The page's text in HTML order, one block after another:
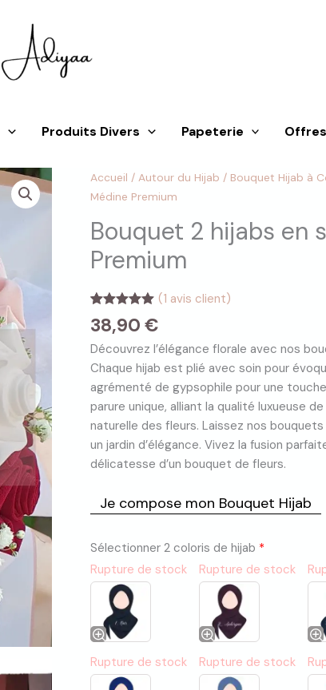
Produits Divers Papeterie
Accueil / Autour du Hijab / Bouquet Hijab à
Médine Premium
Bouquet 2 hijabs en
Premium
Noté
5.00
sur 5
1
notation
client
(1 avis client)
38,90 €
Découvrez l’élégance florale avec nos
Chaque hijab est plié avec soin pour
agrémenté de gypsophile pour une
parure unique, alliant la qualité luxueuse
naturelle des fleurs. Laissez nos
un jardin d’élégance. Vivez la fusion
délicatesse d’un bouquet de fleurs.
Je compose mon Bouquet Hijab
Sélectionner 2 coloris de hijab *
Rupture de stock
Rupture de stock
Rupture de stock Rupture de stock
quantité
de
2
hijabs
en
soie
Médine
Premium